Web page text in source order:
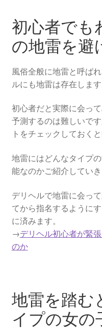
初心者でも
の地雷を避
風俗全般に地雷と呼ば
ルにも地雷は存在します
初心者だと実際に会っ
予測するのは難しいで
トをチェックしておく
地雷にはどんなタイプ
能なのかご紹介していき
デリヘルで地雷に会っ
てから指名するように
に済みます。
→デリヘル初心者が緊
のか
地雷を踏む
イプの女の